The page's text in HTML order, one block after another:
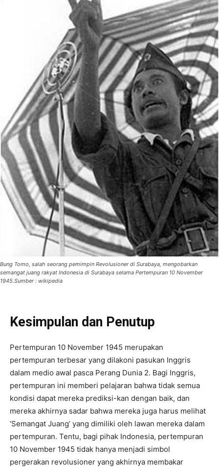
Bung Tomo, salah seorang pemimpin Revolusioner di Surabaya, mengobarkan
semangat juang rakyat Indonesia di Surabaya selama Pertempuran 10 November
1945.Sumber : wikipedia
Kesimpulan dan Penutup
Pertempuran 10 November 1945 merupakan
pertempuran terbesar yang dilakoni pasukan Inggris
dalam medio awal pasca Perang Dunia 2. Bagi Inggris,
pertempuran ini memberi pelajaran bahwa tidak semua
kondisi dapat mereka prediksi-kan dengan baik, dan
mereka akhirnya sadar bahwa mereka juga harus melihat
‘Semangat Juang’ yang dimiliki oleh lawan mereka dalam
pertempuran. Tentu, bagi pihak Indonesia, pertempuran
10 November 1945 tidak hanya menjadi simbol
pergerakan revolusioner yang akhirnya membakar